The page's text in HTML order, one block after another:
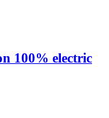
100% electric